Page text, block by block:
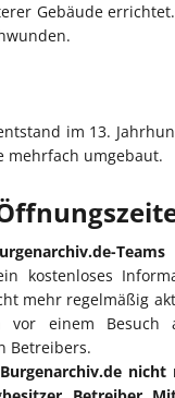
Gebäude
im 13.
mehrfach umgebaut.
Teams
kostenloses
mehr regelmäßig
vor einem Besuch
Betreibers.